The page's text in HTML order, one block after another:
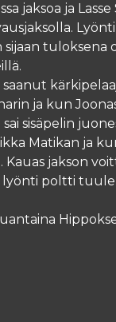
jaksoa ja
tuloksena
ja kun
sisäpelin
Matikan ja
jakson
lyönti poltti